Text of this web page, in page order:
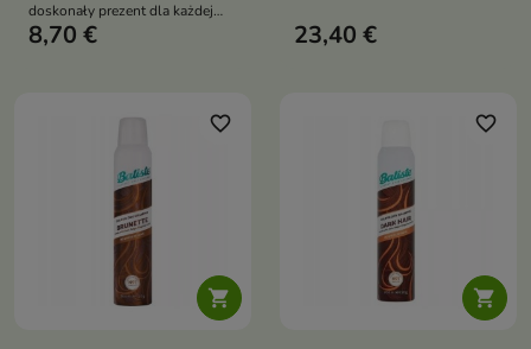
doskonały prezent dla każdej
osoby, która ceni sobie wygodę,
8,70 € 23,40 €

favorite_border

favorite_border